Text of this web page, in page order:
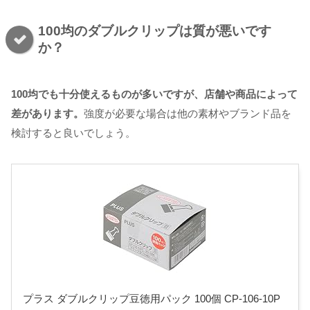
100均のダブルクリップは質が悪いです
か？
100均でも十分使えるものが多いですが、店舗や商品によって
差があります。 強度が必要な場合は他の素材やブランド品を
検討すると良いでしょう。
プラス ダブルクリップ豆徳用パック 100個 CP-106-10P